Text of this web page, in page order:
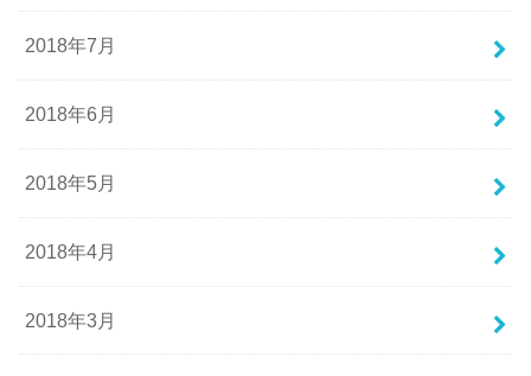
2018年7月
2018年6月
2018年5月
2018年4月
2018年3月